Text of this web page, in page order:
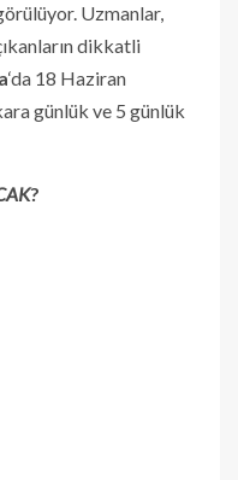
Uzmanlar,
dikkatli
‘da 18 Haziran
günlük ve 5 günlük
?